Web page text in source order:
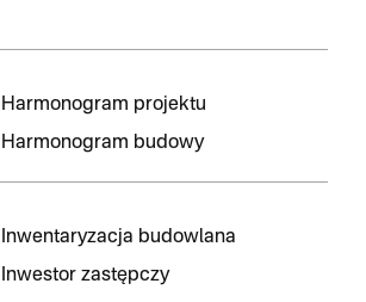
Harmonogram projektu
Harmonogram budowy
Inwentaryzacja budowlana
Inwestor zastępczy